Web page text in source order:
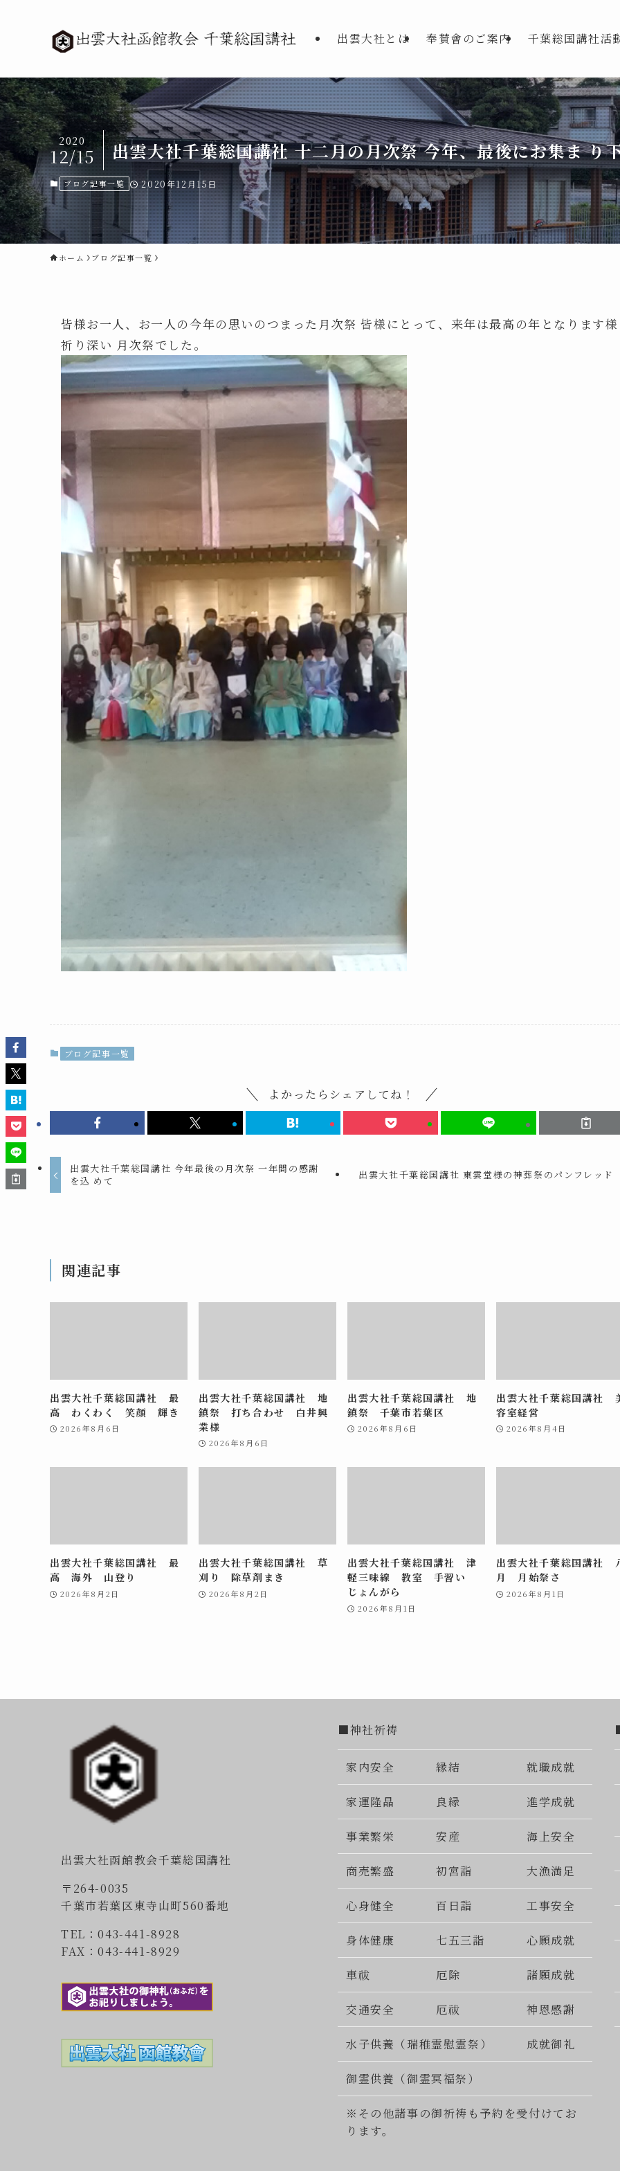
出雲大社とは 奉賛會のご案内 千葉総国講社活
出雲大社千葉総国講社 十二月の月次祭 今年、最後にお集ま り
2020
12/15
ブログ記事一覧 2020年12月15日
ホーム ブログ記事一覧
皆様お一人、お一人の今年の思いのつまった月次祭 皆様にとって、来年は最高の年となります様
祈り深い 月次祭でした。
ブログ記事一覧
よかったらシェアしてね！
出雲大社千葉総国講社 今年最後の月次祭 一年間の感謝
を込 めて
出雲大社千葉総国講社 東雲堂様の神葬祭のパンフレッド
関連記事
出雲大社千葉総国講社 最
高 わくわく 笑顔 輝き
2026年8月6日
出雲大社千葉総国講社 地
鎮祭 打ち合わせ 白井興
業様
2026年8月6日
出雲大社千葉総国講社 地
鎮祭 千葉市若葉区
2026年8月6日
出雲大社千葉総国講社
容室経営
2026年8月4日
出雲大社千葉総国講社 最
高 海外 山登り
2026年8月2日
出雲大社千葉総国講社 草
刈り 除草剤まき
2026年8月2日
出雲大社千葉総国講社 津
軽三味線 教室 手習い
じょんがら
2026年8月1日
出雲大社千葉総国講社
月 月始祭さ
2026年8月1日
出雲大社函館教会千葉総国講社
〒264-0035
千葉市若葉区東寺山町560番地
TEL：043-441-8928
FAX：043-441-8929
■神社祈祷
家内安全 縁結 就職成就
家運隆晶 良縁 進学成就
事業繁栄 安産 海上安全
商売繁盛 初宮詣 大漁満足
心身健全 百日詣 工事安全
身体健康 七五三詣 心願成就
車祓 厄除 諸願成就
交通安全 厄祓 神恩感謝
水子供養（瑞稚霊慰霊祭） 成就御礼
御霊供養（御霊冥福祭）
※その他諸事の御祈祷も予約を受付けてお
ります。